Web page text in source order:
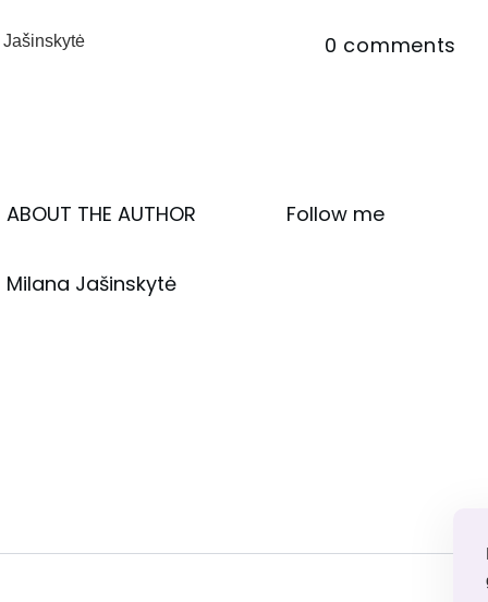
0 comments
ABOUT THE AUTHOR
Milana Jašinskytė
Follow me